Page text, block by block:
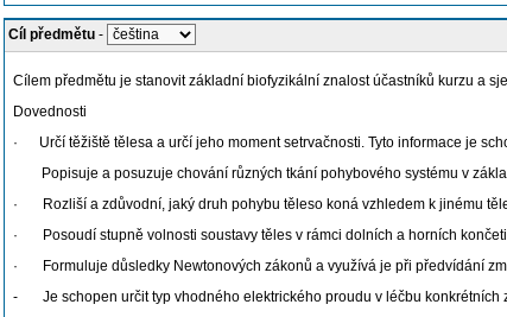
Cíl předmětu -
Cílem předmětu je stanovit základní biofyzikální znalost účastníků kurzu a
Dovednosti
· Určí těžiště tělesa a určí jeho moment setrvačnosti. Tyto informace je
Popisuje a posuzuje chování různých tkání pohybového systému v
· Rozliší a zdůvodní, jaký druh pohybu těleso koná vzhledem k jinému
· Posoudí stupně volnosti soustavy těles v rámci dolních a horních
· Formuluje důsledky Newtonových zákonů a využívá je při předvídání
- Je schopen určit typ vhodného elektrického proudu v léčbu konkrétních